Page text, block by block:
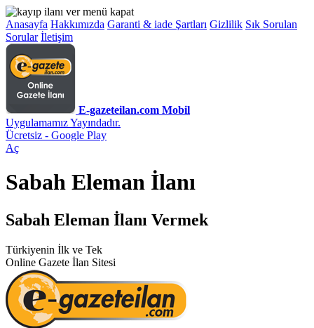
Anasayfa Hakkımızda Garanti & iade Şartları Gizlilik Sık Sorulan
Sorular İletişim
E-gazeteilan.com Mobil
Uygulamamız Yayındadır.
Ücretsiz - Google Play
Aç
Sabah Eleman İlanı
Sabah Eleman İlanı Vermek
Türkiyenin İlk ve Tek
Online Gazete İlan Sitesi